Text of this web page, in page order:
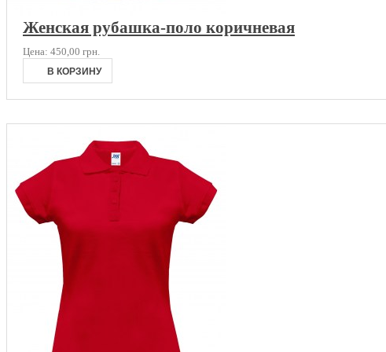
Женская рубашка-поло коричневая
Цена: 450,00 грн.